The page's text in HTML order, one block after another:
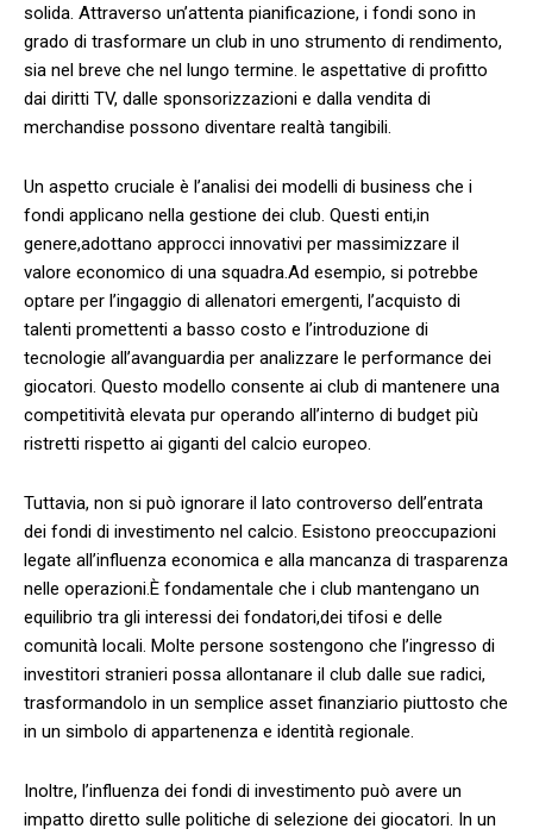
solida. ​Attraverso un’attenta ⁤pianificazione, ⁢i ⁣fondi sono in
⁣grado⁣ di trasformare un ​club ‍in ⁢uno ‍strumento⁢ di rendimento,
sia nel ⁢breve che nel lungo termine. le aspettative di profitto
dai diritti ‍TV, dalle ‌sponsorizzazioni e dalla‌ vendita di
merchandise possono⁣ diventare realtà tangibili.
Un aspetto⁣ cruciale è ⁤l’analisi ‍dei modelli di business‍ che i
fondi ‍applicano nella gestione dei‍ club. ⁢Questi enti,in⁢
genere,adottano approcci‌ innovativi per massimizzare‍ il
valore economico di ⁣una squadra.Ad⁤ esempio, si ‌potrebbe
‌optare‌ per l’ingaggio di ‌allenatori emergenti, ⁤l’acquisto di
⁤talenti ⁤promettenti​ a⁤ basso⁢ costo‌ e l’introduzione ⁢di
‍tecnologie all’avanguardia per analizzare le performance⁣ dei
⁤giocatori. ‌Questo ‌modello‍ consente ai ​club di mantenere una
competitività elevata pur ‌operando all’interno di ​budget più⁣
ristretti ⁤rispetto⁢ ai giganti del calcio europeo.
Tuttavia, non si⁣ può ignorare il lato controverso​ dell’entrata​
dei fondi⁤ di ‌investimento⁤ nel calcio. Esistono preoccupazioni
legate all’influenza ‍economica e alla ​mancanza di trasparenza
nelle ⁢operazioni.È​ fondamentale ⁢che i club mantengano un
equilibrio tra gli interessi dei fondatori,dei tifosi⁣ e ‌delle
comunità locali. Molte persone sostengono‌ che​ l’ingresso⁤ di
investitori stranieri possa ⁢allontanare il club ⁣dalle sue⁣ radici,
trasformandolo ⁤in un semplice asset finanziario piuttosto che
in un simbolo di⁤ appartenenza e identità ⁢regionale.
Inoltre, l’influenza dei fondi di investimento può avere un
impatto ‍diretto‍ sulle​ politiche di ⁣selezione dei⁣ giocatori. ‍In un